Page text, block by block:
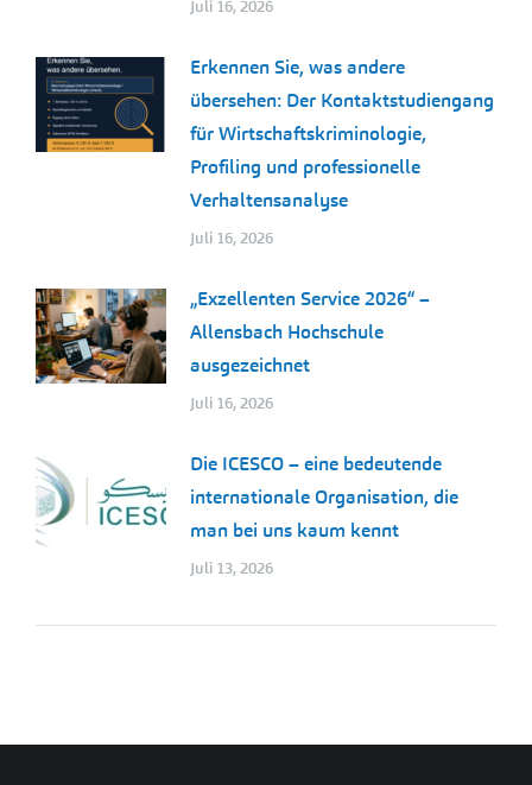
Juli 16, 2026
Erkennen Sie, was andere
übersehen: Der Kontaktstudiengang
für Wirtschaftskriminologie,
Profiling und professionelle
Verhaltensanalyse
Juli 16, 2026
„Exzellenten Service 2026“ –
Allensbach Hochschule
ausgezeichnet
Juli 16, 2026
Die ICESCO – eine bedeutende
internationale Organisation, die
man bei uns kaum kennt
Juli 13, 2026